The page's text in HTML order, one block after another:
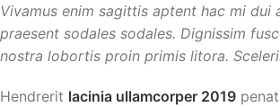
Vivamus enim sagittis aptent hac mi
praesent sodales sodales. Dignissim
nostra lobortis proin primis litora.
Hendrerit lacinia ullamcorper 2019